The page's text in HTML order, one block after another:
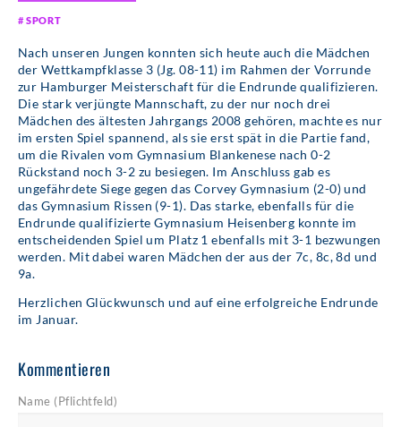
SPORT
Nach unseren Jungen konnten sich heute auch die Mädchen
der Wettkampfklasse 3 (Jg. 08-11) im Rahmen der Vorrunde
zur Hamburger Meisterschaft für die Endrunde qualifizieren.
Die stark verjüngte Mannschaft, zu der nur noch drei
Mädchen des ältesten Jahrgangs 2008 gehören, machte es nur
im ersten Spiel spannend, als sie erst spät in die Partie fand,
um die Rivalen vom Gymnasium Blankenese nach 0-2
Rückstand noch 3-2 zu besiegen. Im Anschluss gab es
ungefährdete Siege gegen das Corvey Gymnasium (2-0) und
das Gymnasium Rissen (9-1). Das starke, ebenfalls für die
Endrunde qualifizierte Gymnasium Heisenberg konnte im
entscheidenden Spiel um Platz 1 ebenfalls mit 3-1 bezwungen
werden. Mit dabei waren Mädchen der aus der 7c, 8c, 8d und
9a.
Herzlichen Glückwunsch und auf eine erfolgreiche Endrunde
im Januar.
Kommentieren
Name (Pflichtfeld)